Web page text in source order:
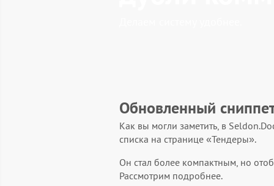
Обновленный
Как вы могли заметить, в
списка на странице «Тендеры».
Он стал более компактным, но
Рассмотрим подробнее.